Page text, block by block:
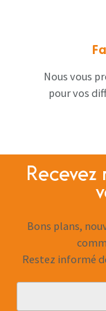
Nous vous
pour vos
Bons plans,
Restez informé